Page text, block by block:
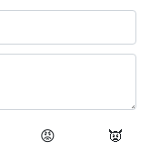
😡 👿